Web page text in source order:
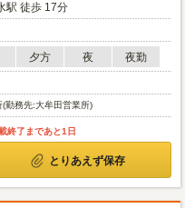
駅 徒歩 17分
夕方 夜
夜勤
勤務先:大牟田営業所)
終了まであと1日
とりあえず保存